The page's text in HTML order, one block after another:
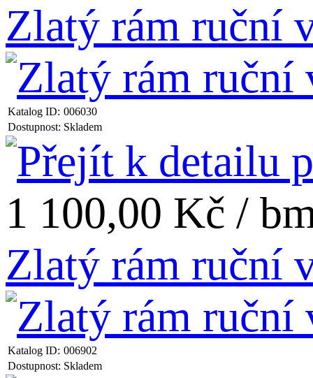
Zlatý rám ruční
Katalog ID: 006030
Dostupnost: Skladem
1 100,00 Kč /
Zlatý rám ruční
Katalog ID: 006902
Dostupnost: Skladem